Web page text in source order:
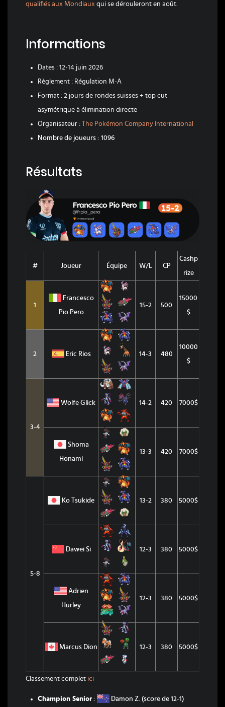
qualifiés aux Mondiaux qui se dérouleront en août.
Informations
Dates : 12-14 juin 2026
Règlement : Régulation M-A
Format : 2 jours de rondes suisses + top cut
asymétrique à élimination directe
Organisateur :
The Pokémon Company International
Nombre de joueurs : 1096
Résultats
# Joueur Équipe W/L CP
Cashp
rize
1
Francesco
Pio Pero
15-2 500
15000
$
2 Eric Rios 14-3 480
10000
$
3-4
Wolfe Glick 14-2 420 7000$
Shoma
Honami
13-3 420 7000$
5-8
Ko Tsukide 13-2 380 5000$
Dawei Si 12-3 380 5000$
Adrien
Hurley
12-3 380 5000$
Marcus Dion 12-3 380 5000$
Classement complet ici
Champion Senior:
Damon Z. (score de 12-1)